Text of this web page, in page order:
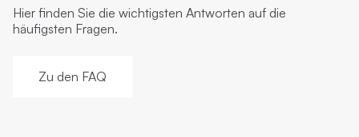
Hier finden Sie die wichtigsten Antworten auf die
häufigsten Fragen.
Zu den FAQ